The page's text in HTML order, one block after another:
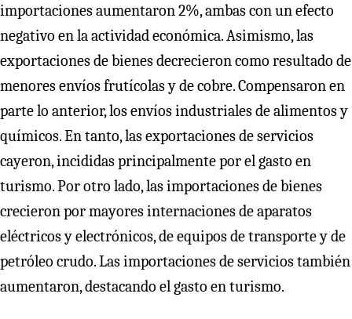
importaciones aumentaron 2%, ambas con un efecto
negativo en la actividad económica. Asimismo, las
exportaciones de bienes decrecieron como resultado de
menores envíos frutícolas y de cobre. Compensaron en
parte lo anterior, los envíos industriales de alimentos y
químicos. En tanto, las exportaciones de servicios
cayeron, incididas principalmente por el gasto en
turismo. Por otro lado, las importaciones de bienes
crecieron por mayores internaciones de aparatos
eléctricos y electrónicos, de equipos de transporte y de
petróleo crudo. Las importaciones de servicios también
aumentaron, destacando el gasto en turismo.